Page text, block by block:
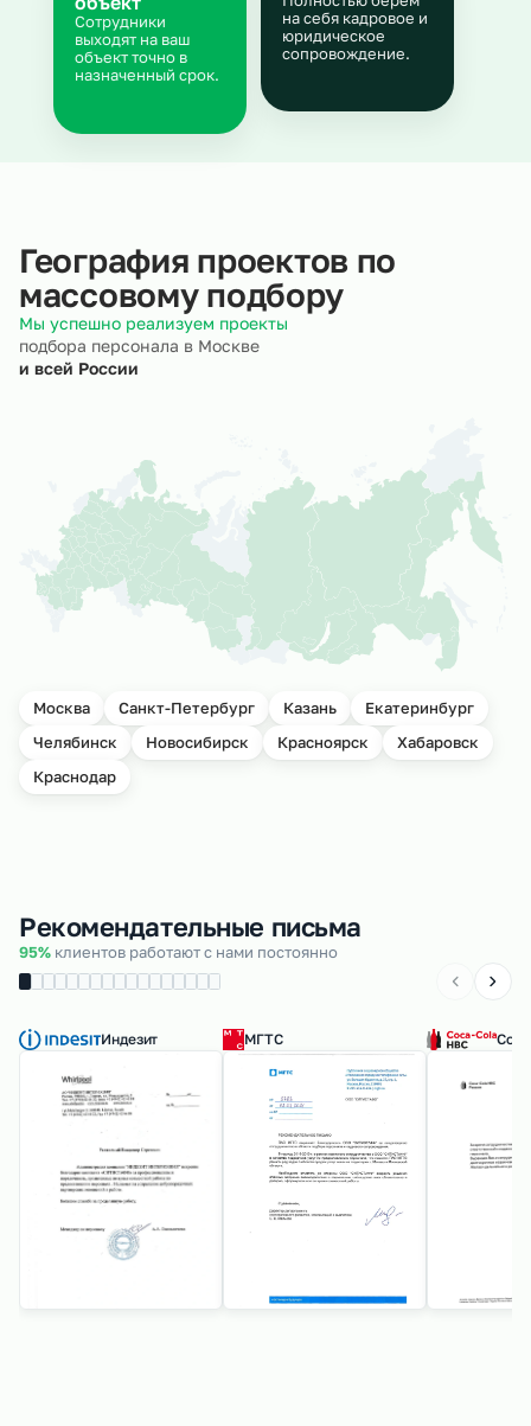
на себя кадровое и
юридическое
сопровождение.
Сотрудники
выходят на ваш
объект точно в
назначенный срок.
География проектов по
массовому подбору
Мы успешно реализуем проекты
подбора персонала в Москве
и всей России
Москва Санкт-Петербург Казань
Екатеринбург
Челябинск
Новосибирск Красноярск
Хабаровск
Краснодар
Рекомендательные письма
95% клиентов работают с нами постоянно
Индезит МГТС